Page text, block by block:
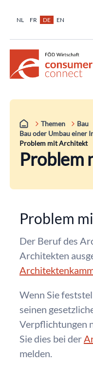
NL FR DE EN
Themen
Bau
Bau oder Umbau einer
Problem mit Architekt
Problem
Problem
Der Beruf des
Architekten
Wenn Sie
seinen
Verpflichtungen
Sie dies bei der
melden.